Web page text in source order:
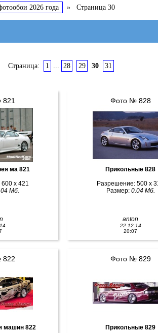
2026 года » Страница 30
Страница: 1 ... 28 29 30 31
ма 821
x 421
Мб.
машин 822
Фото № 828
Прикольные 828
Разрешение: 500 x
Размер: 0.04 Мб.
anton
22.12.14
20:07
Фото № 829
Прикольные 829